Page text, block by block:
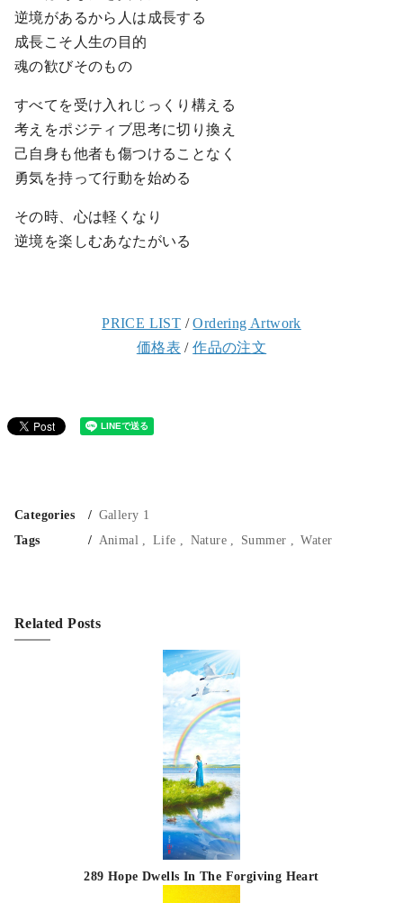
逆境があるから人は成長する
成長こそ人生の目的
魂の歓びそのもの
すべてを受け入れじっくり構える
考えをポジティブ思考に切り換え
己自身も他者も傷つけることなく
勇気を持って行動を始める
その時、心は軽くなり
逆境を楽しむあなたがいる
PRICE LIST /Ordering Artwork
価格表 /作品の注文
Categories
Gallery 1
Tags
Animal Life Nature Summer Water
Related Posts
289 Hope Dwells In The Forgiving Heart